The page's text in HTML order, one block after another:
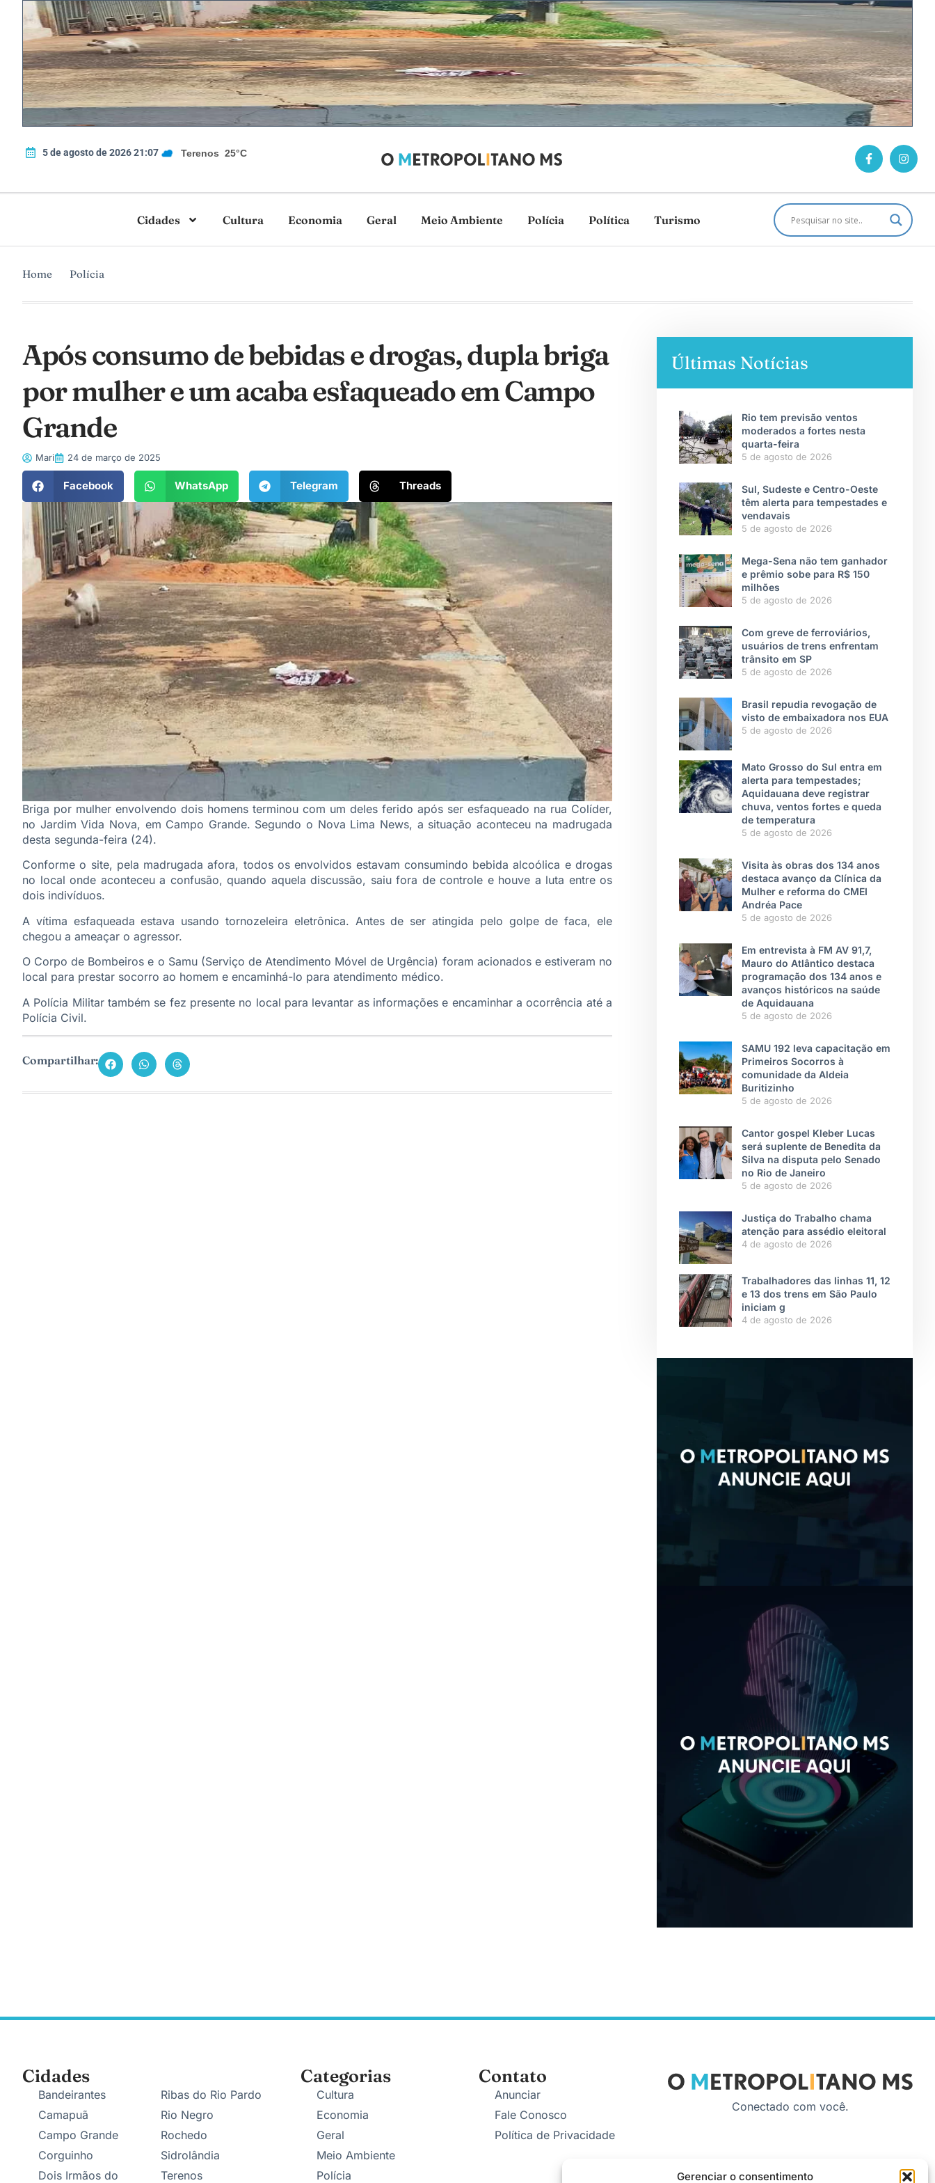
Gerenciar o consentimento
5 de agosto de 2026 21:07 Terenos 25°C
Cidades Cultura Economia Geral Meio Ambiente Polícia Política Turismo
Home Polícia
Após consumo de bebidas e drogas, dupla briga
por mulher e um acaba esfaqueado em Campo
Grande
Mari 24 de março de 2025
Facebook WhatsApp Telegram Threads
Briga por mulher envolvendo dois homens terminou com um deles ferido após ser esfaqueado na rua Colíder,
no Jardim Vida Nova, em Campo Grande. Segundo o Nova Lima News, a situação aconteceu na madrugada
desta segunda-feira (24).
Conforme o site, pela madrugada afora, todos os envolvidos estavam consumindo bebida alcoólica e drogas
no local onde aconteceu a confusão, quando aquela discussão, saiu fora de controle e houve a luta entre os
dois indivíduos.
A vítima esfaqueada estava usando tornozeleira eletrônica. Antes de ser atingida pelo golpe de faca, ele
chegou a ameaçar o agressor.
O Corpo de Bombeiros e o Samu (Serviço de Atendimento Móvel de Urgência) foram acionados e estiveram no
local para prestar socorro ao homem e encaminhá-lo para atendimento médico.
A Polícia Militar também se fez presente no local para levantar as informações e encaminhar a ocorrência até a
Polícia Civil.
Compartilhar:
Últimas Notícias
Rio tem previsão ventos
moderados a fortes nesta
quarta-feira
5 de agosto de 2026
Sul, Sudeste e Centro-Oeste
têm alerta para tempestades e
vendavais
5 de agosto de 2026
Mega-Sena não tem ganhador
e prêmio sobe para R$ 150
milhões
5 de agosto de 2026
Com greve de ferroviários,
usuários de trens enfrentam
trânsito em SP
5 de agosto de 2026
Brasil repudia revogação de
visto de embaixadora nos EUA
5 de agosto de 2026
Mato Grosso do Sul entra em
alerta para tempestades;
Aquidauana deve registrar
chuva, ventos fortes e queda
de temperatura
5 de agosto de 2026
Visita às obras dos 134 anos
destaca avanço da Clínica da
Mulher e reforma do CMEI
Andréa Pace
5 de agosto de 2026
Em entrevista à FM AV 91,7,
Mauro do Atlântico destaca
programação dos 134 anos e
avanços históricos na saúde
de Aquidauana
5 de agosto de 2026
SAMU 192 leva capacitação em
Primeiros Socorros à
comunidade da Aldeia
Buritizinho
5 de agosto de 2026
Cantor gospel Kleber Lucas
será suplente de Benedita da
Silva na disputa pelo Senado
no Rio de Janeiro
5 de agosto de 2026
Justiça do Trabalho chama
atenção para assédio eleitoral
4 de agosto de 2026
Trabalhadores das linhas 11, 12
e 13 dos trens em São Paulo
iniciam g
4 de agosto de 2026
Cidades
Bandeirantes
Camapuã
Campo Grande
Corguinho
Dois Irmãos do
Ribas do Rio Pardo
Rio Negro
Rochedo
Sidrolândia
Terenos
Categorias
Cultura
Economia
Geral
Meio Ambiente
Polícia
Contato
Anunciar
Fale Conosco
Política de Privacidade
Conectado com você.